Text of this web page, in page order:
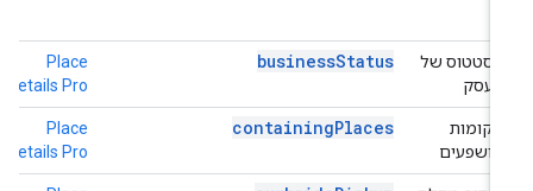
הסטטוס של
businessStatus
Place
Details Pro
מקומות
מושפעים
containingPlaces
Place
Details Pro